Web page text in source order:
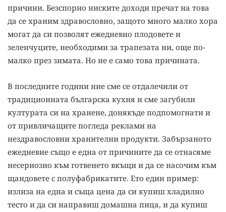
причини. Безспорно ниските доходи пречат на това
да се храним здравословно, защото много малко хора
могат да си позволят ежедневно плодовете и
зеленчуците, необходими за трапезата ни, oще по-
малко през зимата. Но не е само това причината.
В последните години ние сме се отдалечили от
традиционната българска кухня и сме загубили
културата си на хранене, донякъде подпомогнати и
от привличащите погледа реклами на
нездравословни хранителни продукти. Забързаното
ежедневие също е една от причините да се отнасяме
несериозно към готвенето вкъщи и да се насочим към
щандовете с полуфабрикатите. Ето един пример:
излиза на една и съща цена да си купиш хладилно
тесто и да си направиш домашна пица, и да купиш